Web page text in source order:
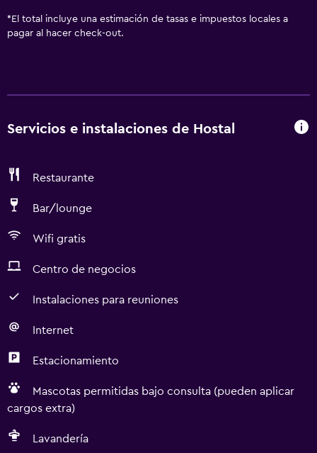
* El total incluye una estimación de tasas e impuestos locales a
pagar al hacer check-out.
Servicios e instalaciones de Hostal
Restaurante
Bar/lounge
Wifi gratis
Centro de negocios
Instalaciones para reuniones
Internet
Estacionamiento
Mascotas permitidas bajo consulta (pueden aplicar
cargos extra)
Lavandería